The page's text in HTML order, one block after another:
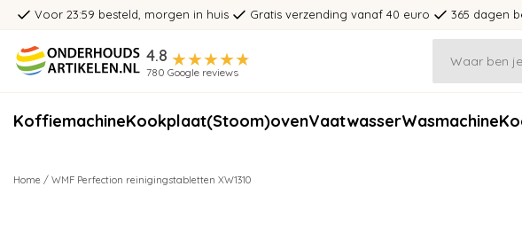
Voor 23:59 besteld, morgen in huis Gratis verzending vanaf 40 euro 365 dagen
4.8
780 Google reviews
KoffiemachineKookplaat(Stoom)ovenVaatwasserWasmachine
Home / WMF Perfection reinigingstabletten XW1310